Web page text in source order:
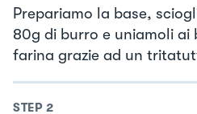
Prepariamo la base,
80g di burro e uniamoli ai
farina grazie ad un
STEP 2